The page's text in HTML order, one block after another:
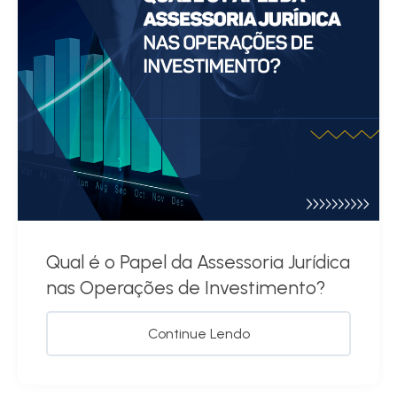
Qual é o Papel da Assessoria Jurídica
nas Operações de Investimento?
Continue Lendo